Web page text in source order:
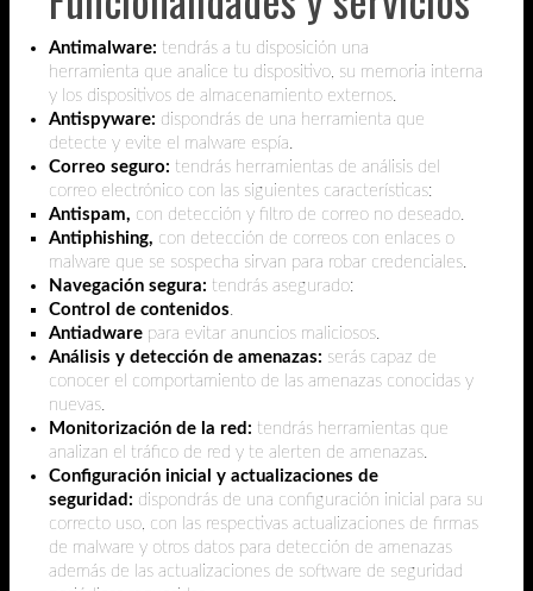
Antimalware: tendrás a tu disposición una
herramienta que analice tu dispositivo, su memoria interna
y los dispositivos de almacenamiento externos.
Antispyware: dispondrás de una herramienta que
detecte y evite el malware espía.
Correo seguro: tendrás herramientas de análisis del
correo electrónico con las siguientes características:
Antispam, con detección y filtro de correo no deseado.
Antiphishing, con detección de correos con enlaces o
malware que se sospecha sirvan para robar credenciales.
Navegación segura: tendrás asegurado:
Control de contenidos
Antiadware para evitar anuncios maliciosos.
Análisis y detección de amenazas: serás capaz de
conocer el comportamiento de las amenazas conocidas y
nuevas.
Monitorización de la red: tendrás herramientas que
analizan el tráfico de red y te alerten de amenazas.
Configuración inicial y actualizaciones de
seguridad: dispondrás de una configuración inicial para su
correcto uso, con las respectivas actualizaciones de firmas
de malware y otros datos para detección de amenazas
además de las actualizaciones de software de seguridad